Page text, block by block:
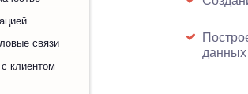
данных
связи
клиентом